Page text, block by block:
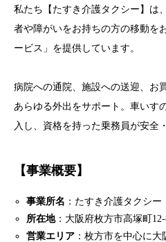
私たち【たすき介護タクシー】は
者や障がいをお持ちの方の移動を
ービス」を提供しています。
病院への通院、施設への送迎、お
あらゆる外出をサポート。車いす
入し、資格を持った乗務員が安全
【事業概要】
事業所名 ：たすき介護タクシー
所在地：大阪府枚方市高塚町
営業エリア ：枚方市を中心に